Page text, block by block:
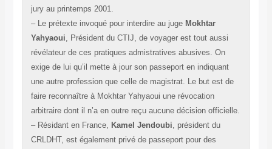
jury au printemps 2001.
– Le prétexte invoqué pour interdire au juge Mokhtar
Yahyaoui, Président du CTIJ, de voyager est tout aussi
révélateur de ces pratiques admistratives abusives. On
exige de lui qu’il mette à jour son passeport en indiquant
une autre profession que celle de magistrat. Le but est de
faire reconnaître à Mokhtar Yahyaoui une révocation
arbitraire dont il n’a en outre reçu aucune décision officielle.
– Résidant en France, Kamel Jendoubi, président du
CRLDHT, est également privé de passeport pour des